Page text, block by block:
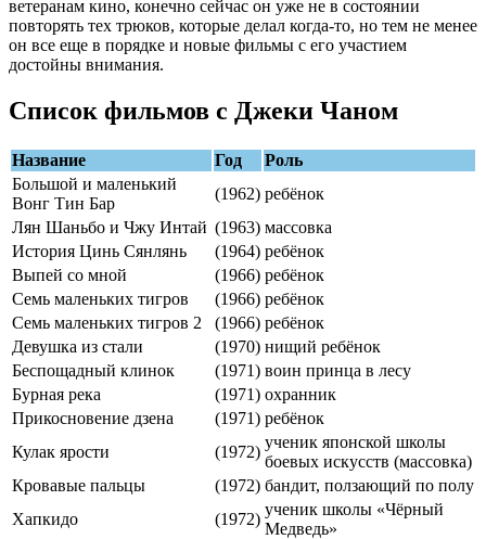
ветеранам кино, конечно сейчас он уже не в состоянии
повторять тех трюков, которые делал когда-то, но тем не менее
он все еще в порядке и новые фильмы с его участием
достойны внимания.
Список фильмов с Джеки Чаном
Название Год
Роль
Большой и маленький
Вонг Тин Бар
(1962) ребёнок
Лян Шаньбо и Чжу Интай (1963) массовка
История Цинь Сянлянь
(1964) ребёнок
Выпей со мной
(1966) ребёнок
Семь маленьких тигров
(1966) ребёнок
Семь маленьких тигров 2
(1966) ребёнок
Девушка из стали
(1970) нищий ребёнок
Беспощадный клинок
(1971) воин принца в лесу
Бурная река
(1971) охранник
Прикосновение дзена
(1971) ребёнок
Кулак ярости
(1972)
ученик японской школы
боевых искусств (массовка)
Кровавые пальцы
(1972) бандит, ползающий по полу
Хапкидо
(1972)
ученик школы «Чёрный
Медведь»